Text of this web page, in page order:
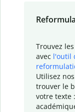
Trouvez
avec l'outil
Utilisez
trouver le
votre texte